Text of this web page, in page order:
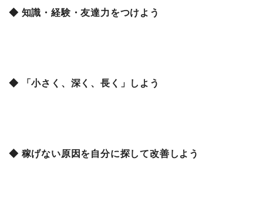
◆ 知識・経験・友達力をつけよう
◆ 「小さく、深く、長く」しよう
◆ 稼げない原因を自分に探して改善しよう